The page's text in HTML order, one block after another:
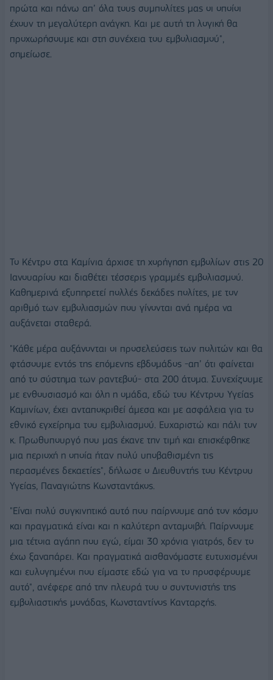
πρώτα και πάνω απ’ όλα τους συμπολίτες μας οι οποίοι
έχουν τη μεγαλύτερη ανάγκη. Και με αυτή τη λογική θα
προχωρήσουμε και στη συνέχεια του εμβολιασμού",
σημείωσε.
Το Κέντρο στα Καμίνια άρχισε τη χορήγηση εμβολίων στις 20
Ιανουαρίου και διαθέτει τέσσερις γραμμές εμβολιασμού.
Καθημερινά εξυπηρετεί πολλές δεκάδες πολίτες, με τον
αριθμό των εμβολιασμών που γίνονται ανά ημέρα να
αυξάνεται σταθερά.
"Κάθε μέρα αυξάνονται οι προσελεύσεις των πολιτών και θα
φτάσουμε εντός της επόμενης εβδομάδος -απ’ ότι φαίνεται
από το σύστημα των ραντεβού- στα 200 άτομα. Συνεχίζουμε
με ενθουσιασμό και όλη η ομάδα, εδώ του Κέντρου Υγείας
Καμινίων, έχει ανταποκριθεί άμεσα και με ασφάλεια για το
εθνικό εγχείρημα του εμβολιασμού. Ευχαριστώ και πάλι τον
κ. Πρωθυπουργό που μας έκανε την τιμή και επισκέφθηκε
μια περιοχή η οποία ήταν πολύ υποβαθισμένη τις
περασμένες δεκαετίες", δήλωσε ο Διευθυντής του Κέντρου
Υγείας, Παναγιώτης Κωνσταντάκος.
"Είναι πολύ συγκινητικό αυτό που παίρνουμε από τον κόσμο
και πραγματικά είναι και η καλύτερη ανταμοιβή. Παίρνουμε
μια τέτοια αγάπη που εγώ, είμαι 30 χρόνια γιατρός, δεν το
έχω ξαναπάρει. Και πραγματικά αισθανόμαστε ευτυχισμένοι
και ευλογημένοι που είμαστε εδώ για να το προσφέρουμε
αυτό", ανέφερε από την πλευρά του ο συντονιστής της
εμβολιαστικής μονάδας, Κωνσταντίνος Κανταρζής.